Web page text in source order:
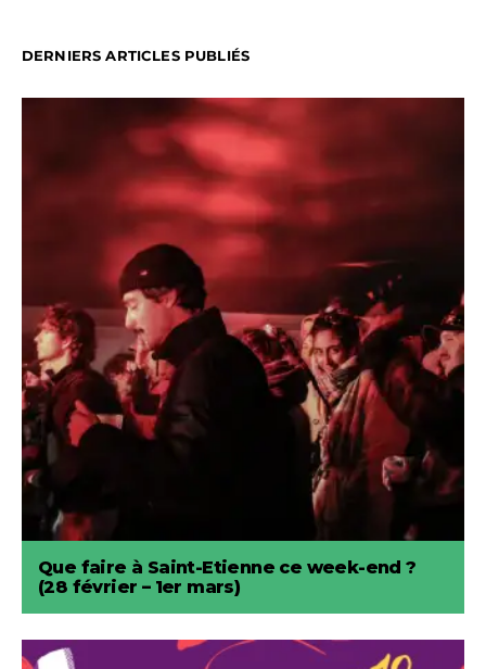
DERNIERS ARTICLES PUBLIÉS
Que faire à Saint-Etienne ce week-end ?
(28 février – 1er mars)